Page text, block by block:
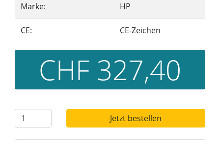
Marke: HP
CE: CE-Zeichen
CHF 327,40
Jetzt bestellen